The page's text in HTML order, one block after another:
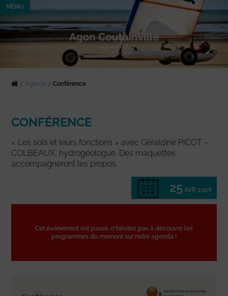
MENU
/Agenda /Conférence
CONFÉRENCE
« Les sols et leurs fonctions » avec Géraldine PICOT –
COLBEAUX, hydrogéologue. Des maquettes
accompagneront les propos.
25 AVR 2026
Cet événement est passé, n'hésitez pas à découvrir les
programmes du moment sur notre agenda !